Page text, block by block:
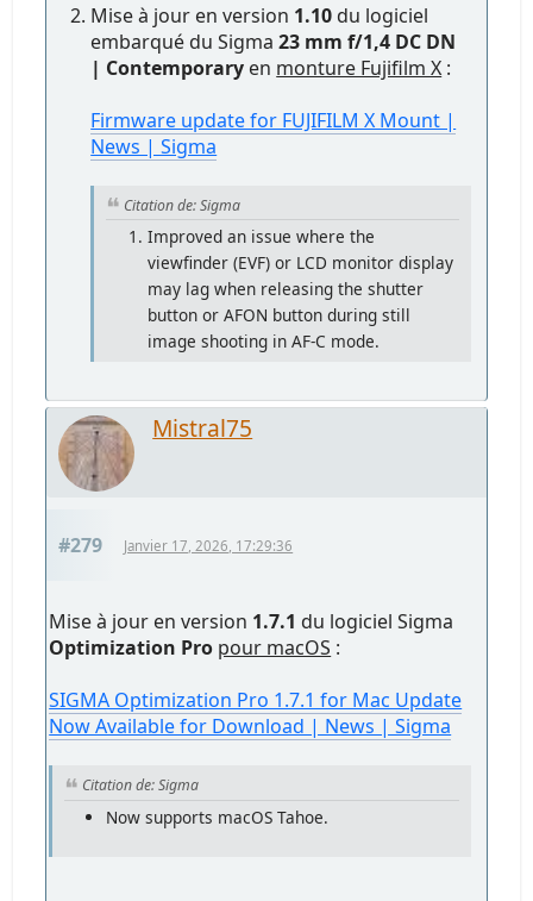
Mise à jour en version 1.10 du logiciel
embarqué du Sigma23 mm f/1,4 DC DN
| Contemporary en monture Fujifilm X :
Firmware update for FUJIFILM X Mount |
News | Sigma
Citation de: Sigma
Improved an issue where the
viewfinder (EVF) or LCD monitor display
may lag when releasing the shutter
button or AFON button during still
image shooting in AF-C mode.
Mistral75
#279 Janvier 17, 2026, 17:29:36
Mise à jour en version 1.7.1 du logiciel Sigma
Optimization Pro pour macOS :
SIGMA Optimization Pro 1.7.1 for Mac Update
Now Available for Download | News | Sigma
Citation de: Sigma
Now supports macOS Tahoe.